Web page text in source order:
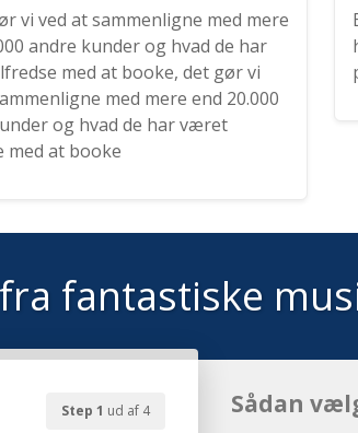
vi ved at sammenligne med mere
andre kunder og hvad de har
med at booke, det gør vi
med mere end 20.000
og hvad de har været
med at booke
fra fantastiske
Step 1 ud af 4 Sådan